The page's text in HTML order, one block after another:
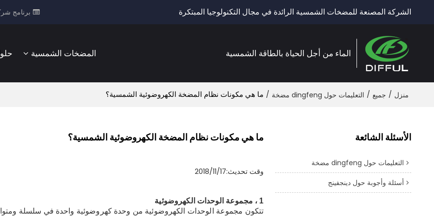
الشركة المصنعة للمضخات الشمسية الرائدة في مجال التكنولوجيا المبتكرة برنامج
الماء من أجل الحياة بالطاقة الشمسية المضخات الشمسية
منزل / جميع / التعليمات حول dingfeng مضخة / ما هي مكونات نظام المضخة الكهروضوئية الشمسية؟
ما هي مكونات نظام المضخة الكهروضوئية الشمسية؟
وقت تحديث:2018/11/17
1 ، مجموعة الوحدات الكهروضوئية
تتكون مجموعة الوحدات الكهروضوئية من وحدة كهروضوئية واحدة في سلسلة
الأسئلة الشائعة
التعليمات حول dingfeng مضخة
أسئلة وأجوبة حول دينجفينج